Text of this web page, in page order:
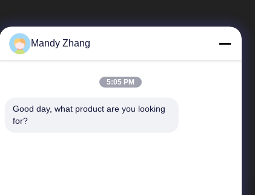
Snelkoppelingen
Mandy Zhang
5:05 PM
Good day, what product are you looking
for?